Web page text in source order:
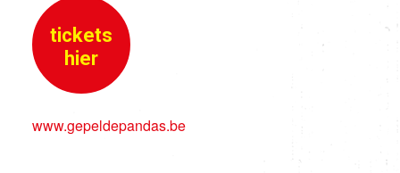
www.gepeldepandas.be
tickets
hier